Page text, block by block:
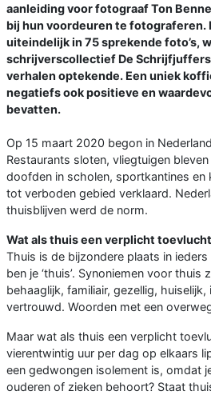
aanleiding voor fotograaf Ton
bij hun voordeuren te fotograferen.
uiteindelijk in 75 sprekende foto’s,
schrijverscollectief De
verhalen optekende. Een uniek
negatiefs ook positieve en
bevatten.
Op 15 maart 2020 begon in
Restaurants sloten, vliegtuigen
doofden in scholen, sportkantines en
tot verboden gebied verklaard.
thuisblijven werd de norm.
Wat als thuis een verplicht
Thuis is de bijzondere plaats in
ben je ‘thuis’. Synoniemen voor thuis
behaaglijk, familiair, gezellig,
vertrouwd. Woorden met een
Maar wat als thuis een verplicht
vierentwintig uur per dag op elkaars
een gedwongen isolement is, omdat
ouderen of zieken behoort? Staat